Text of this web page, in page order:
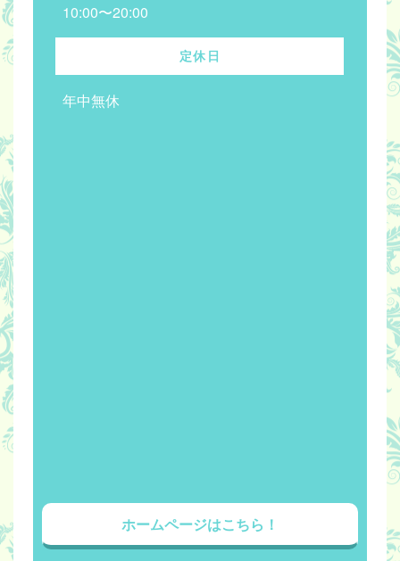
10:00〜20:00
定休日
年中無休
ホームページはこちら！